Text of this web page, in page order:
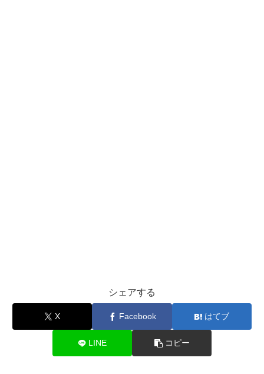
シェアする
X Facebook はてブ
LINE コピー